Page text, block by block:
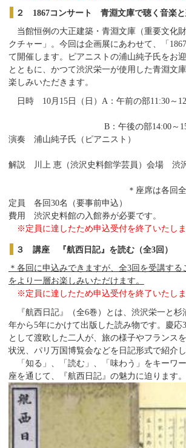
２ 1867コンサート 青淵文庫で聴く音楽と
当館恒例の大正建築・青淵文庫（重要文化
クチャー」。今回は企画展にあわせて、「
て開催します。ピアニストの浦山純子氏をお
とともに、かつて渋沢栄一が使用した青淵文
楽しみいただきます。
日時 10月15日（日）A：午前の部11:30～
B：午後の部14:00～
演奏 浦山純子氏（ピアニスト）
解説 川上 恵（渋沢史料館学芸員） 会場 渋
定員 各回30名（要事前申込 ）
＊座席は各回
費用 渋沢史料館の入館券が必要です。
※定員に達したため申込受付を終了いたしま
３ 講座 『航西日記』を読む（全3回 ）
＊各回に申込みできますが、全3回を受講する
をより一層お楽しみいただけます。
※定員に達したため申込受付を終了いたしま
『航西日記』（全6巻）とは、渋沢栄一と杉
年から5年にかけて出版した読み物です。慶応
として渡欧した二人が、旅の様子やフランス
状況、パリ万国博覧会などを日記形式で紹介し
「知る」、「読む」、「味わう」をキーワ
座を通じて、『航西日記』の魅力に迫ります。